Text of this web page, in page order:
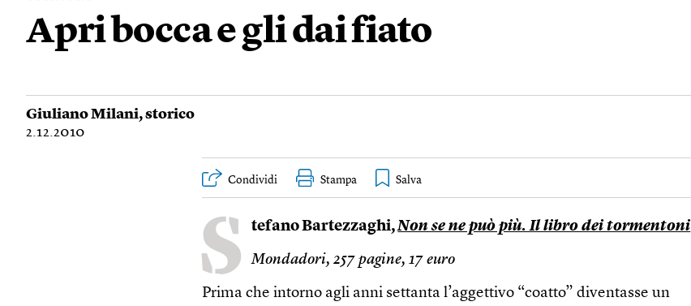
Apri bocca e gli dai fiato
Giuliano Milani, storico
2.12.2010
Condividi Stampa
S tefano Bartezzaghi,Non se ne può più. Il libro dei tormentoni
Mondadori, 257 pagine, 17 euro
Prima che intorno agli anni settanta l’aggettivo “coatto” diventasse un